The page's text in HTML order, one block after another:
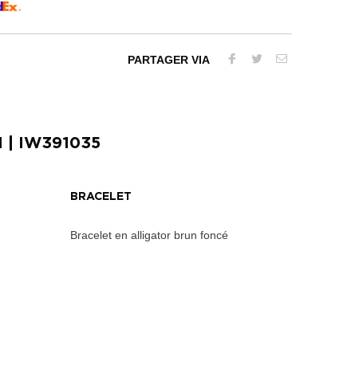
PARTAGER VIA
| IW391035
BRACELET
Bracelet en alligator brun foncé